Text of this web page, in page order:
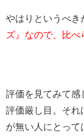
やはりというべき
ズ』なので、比べ
評価を見てみて感
評価厳し目。それ
が無い人にとって